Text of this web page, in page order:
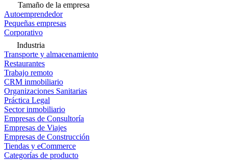
Tamaño de la empresa
Autoemprendedor
Pequeñas empresas
Corporativo
Industria
Transporte y almacenamiento
Restaurantes
Trabajo remoto
CRM inmobiliario
Organizaciones Sanitarias
Práctica Legal
Sector inmobiliario
Empresas de Consultoría
Empresas de Viajes
Empresas de Construcción
Tiendas y eCommerce
Categorías de producto